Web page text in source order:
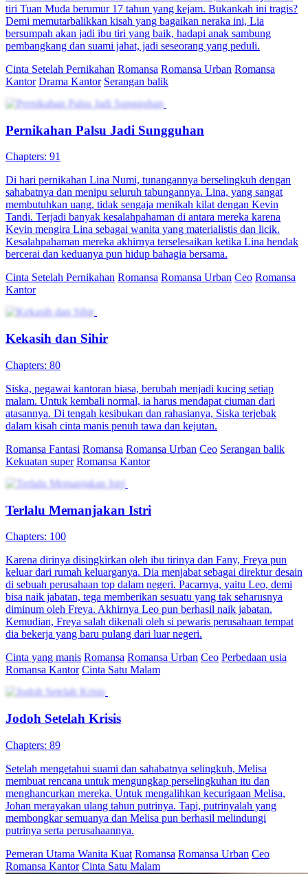
Jadi NPC di Novel Bos Mendominasi
Alya Rahmad tanpa sengaja teleportasi ke dalam novel bos
mendominasi. Dia harus membantu protagonis pria dan wanita
berakhir bahagia, agar bisa kembali ke dunia nyata. Saat
menyelesaikan misi, dia menyaksikan banyak trik kejam dan tanpa
sengaja bertemu Ben Zakri, yang juga teleportasi. Keduanya
melakukan serangkaian perselisihan karena membantu protagonis
yang berbeda.
Romansa FantasiRomansaRomansa Urban
Memikirkanmu Saat Jatuh Cinta
Keluarga tempat ia bekerja bisa mendengar pikirannya, ini menjadi
membalas dendam pada antagonis, tetapi juga secara tak terduga
mengembangkan romansa dengan majikannya, Aditya.
Romansa FantasiRomansaRomansa Urban
74 Episodes
Setelah patah hati, Maya menikah kilat dengan Arya, playboy
hingga akhirnya mereka mengungkap kebenaran, bersatu, dan
Asistenku Begitu Menawan
89 Episodes
Demi mendapatkan uang, Sandy Lenora terlibat masalah dengan
pelayan pria di sebuah hotel. Namun, nasib buruk menimpanya saat
tak sengaja menabrak seorang CEO bernama Soni Saputra.Soni
terus dikejar neneknya untuk segera menikah. Apalagi neneknya
sampai menjodohkannya dengan seorang wanita yang kemudian
neneknya, Soni mengangkat Sandy menjadi sekretaris pribadinya.
berdua. Perasaan keduanya pun semakin dekat. Soni mulai bingung
dia menyukai seorang pria. Terlebih lagi, dia masih mencari seorang
gadis yatim piatu yang memiliki "Ikan Emas Kecil" yang telah lama
dia.Namun, dia tidak tahu, "Ikan Emas Kecil" yang dia cari -cari
ternyata sudah ada di sisinya...
Identitas TersembunyiRomansa